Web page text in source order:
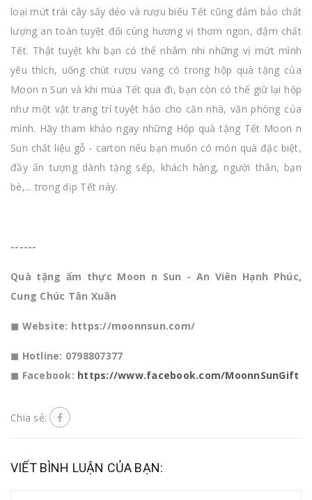
loại mứt trái cây sấy dẻo và rượu biếu Tết cũng đảm bảo chất
lượng an toàn tuyệt đối cùng hương vị thơm ngon, đậm chất
Tết. Thật tuyệt khi bạn có thể nhâm nhi những vị mứt mình
yêu thích, uống chút rượu vang có trong hộp quà tặng của
Moon n Sun và khi mùa Tết qua đi, bạn còn có thể giữ lại hộp
như một vật trang trí tuyệt hảo cho căn nhà, văn phòng của
mình. Hãy tham khảo ngay những Hộp quà tặng Tết Moon n
Sun chất liệu gỗ - carton nếu bạn muốn có món quà đặc biệt,
đầy ấn tượng dành tặng sếp, khách hàng, người thân, bạn
bè,... trong dịp Tết này.
------
Quà tặng ẩm thực Moon n Sun - An Viên Hạnh Phúc,
Cung Chúc Tân Xuân
◼ Website: https://moonnsun.com/
◼ Hotline: 0798807377
◼ Facebook: https://www.facebook.com/MoonnSunGift
Chia sẻ:
VIẾT BÌNH LUẬN CỦA BẠN: